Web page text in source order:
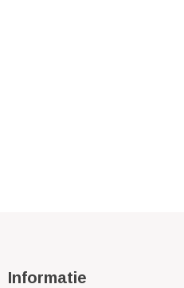
Informatie